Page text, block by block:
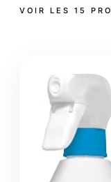
VOIR LES 15